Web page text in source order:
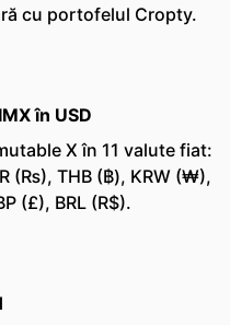
cu portofelul Cropty.
în USD
X în 11 valute fiat:
(₨), THB (฿), KRW (₩),
(£), BRL (R$).